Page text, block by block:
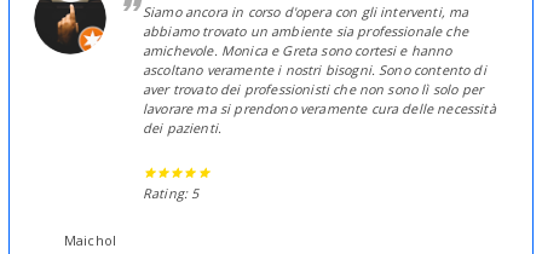
Siamo ancora in corso d'opera con gli interventi, ma
abbiamo trovato un ambiente sia professionale che
amichevole. Monica e Greta sono cortesi e hanno
ascoltano veramente i nostri bisogni. Sono contento di
aver trovato dei professionisti che non sono lì solo per
lavorare ma si prendono veramente cura delle necessità
dei pazienti.
Rating: 5
Maichol